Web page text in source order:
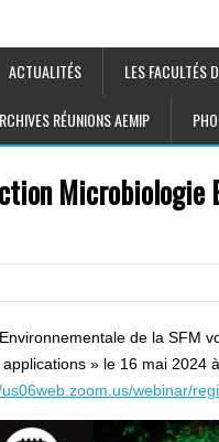
ACTUALITÉS LES FACULTÉS
RÉUNIONS AEMIP
Microbiologie
de la SFM
» le 16 mai 2024
webinar/